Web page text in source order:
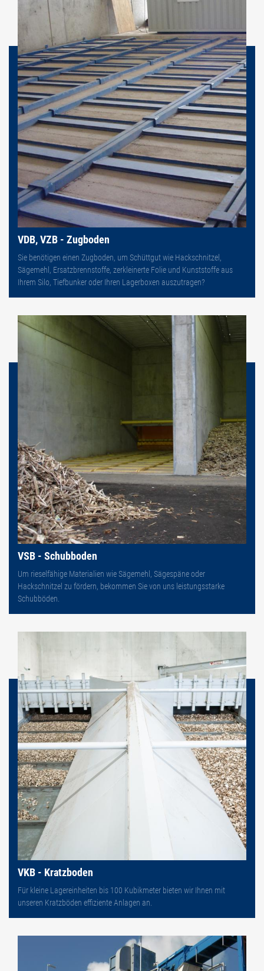
VDB, VZB - Zugboden
Sie benötigen einen Zugboden, um Schüttgut wie Hackschnitzel,
Sägemehl, Ersatzbrennstoffe, zerkleinerte Folie und Kunststoffe aus
Ihrem Silo, Tiefbunker oder Ihren Lagerboxen auszutragen?
VSB - Schubboden
Um rieselfähige Materialien wie Sägemehl, Sägespäne oder
Hackschnitzel zu fördern, bekommen Sie von uns leistungsstarke
Schubböden.
VKB - Kratzboden
Für kleine Lagereinheiten bis 100 Kubikmeter bieten wir Ihnen mit
unseren Kratzböden effiziente Anlagen an.